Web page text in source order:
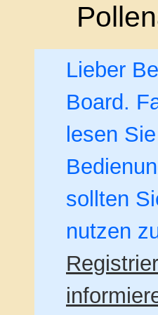
Lieber
Board.
lesen
sollten
nutzen